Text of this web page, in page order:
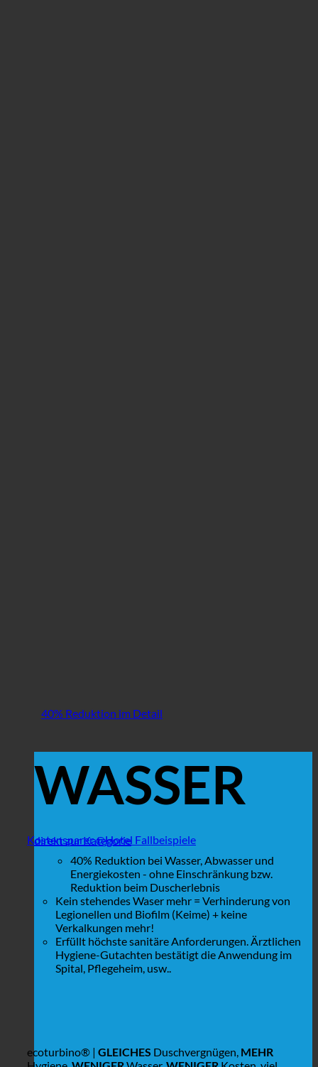
40% Reduktion im Detail
WASSER
direkt zur Kategorie
Kostensparer @Hotel Fallbeispiele
40% Reduktion bei Wasser, Abwasser und
Energiekosten - ohne Einschränkung bzw.
Reduktion beim Duscherlebnis
Kein stehendes Waser mehr = Verhinderung von
Legionellen und Biofilm (Keime) + keine
Verkalkungen mehr!
Erfüllt höchste sanitäre Anforderungen. Ärztlichen
Hygiene-Gutachten bestätigt die Anwendung im
Spital, Pflegeheim, usw..
ecoturbino® | GLEICHES Duschvergnügen, MEHR